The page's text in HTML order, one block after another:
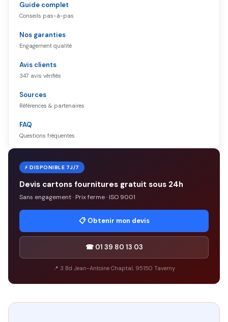
Guide complet
Conseils pas-à-pas
Nos garanties
Engagement qualité
Avis clients
347 avis vérifiés
Sources
Références & partenaires
FAQ
Questions fréquentes
⚡ DISPONIBLE 7J/7
Devis cartons fournitures gratuit sous 24h
Sans engagement · Prix ferme · ISO 9001
📋 Obtenir mon devis
☎ 01 39 80 13 03
📍 3 Bd Jean-Antoine Chaptal, 95150 Taverny